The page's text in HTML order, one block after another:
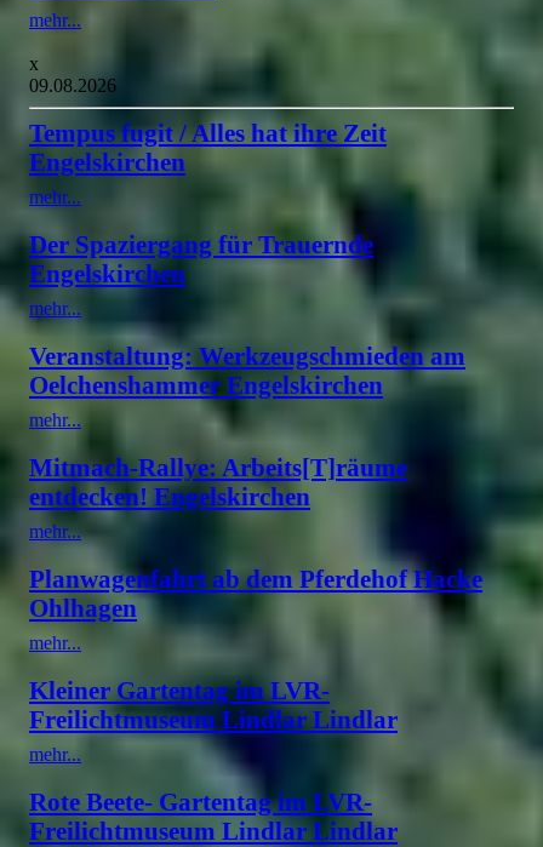
mehr...
x
09.08.2026
Tempus fugit / Alles hat ihre Zeit
Engelskirchen
mehr...
Der Spaziergang für Trauernde
Engelskirchen
mehr...
Veranstaltung: Werkzeugschmieden am
Oelchenshammer Engelskirchen
mehr...
Mitmach-Rallye: Arbeits[T]räume
entdecken! Engelskirchen
mehr...
Planwagenfahrt ab dem Pferdehof Hacke
Ohlhagen
mehr...
Kleiner Gartentag im LVR-
Freilichtmuseum Lindlar Lindlar
mehr...
Rote Beete- Gartentag im LVR-
Freilichtmuseum Lindlar Lindlar